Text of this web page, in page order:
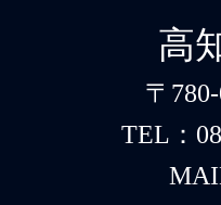
高
〒
TEL：